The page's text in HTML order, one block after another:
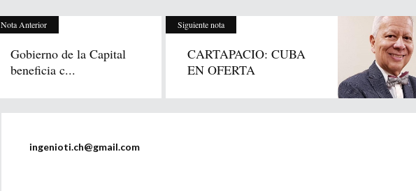
Nota Anterior
Gobierno de la Capital
beneficia c...
Siguiente nota
CARTAPACIO: CUBA
EN OFERTA
ingenioti.ch@gmail.com